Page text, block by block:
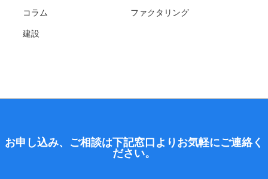
コラム ファクタリング
建設
お申し込み、ご相談は下記窓口よりお気軽にご連絡く
ださい。